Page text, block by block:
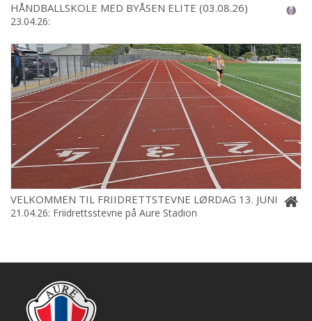
HÅNDBALLSKOLE MED BYÅSEN ELITE (03.08.26)
23.04.26:
VELKOMMEN TIL FRIIDRETTSTEVNE LØRDAG 13. JUNI
21.04.26: Friidrettsstevne på Aure Stadion